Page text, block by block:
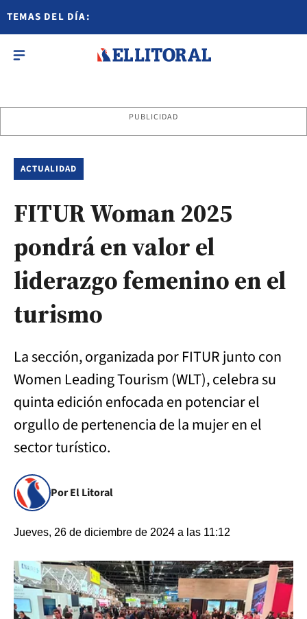
TEMAS DEL DÍA:
PUBLICIDAD
ACTUALIDAD
FITUR Woman 2025
pondrá en valor el
liderazgo femenino en el
turismo
La sección, organizada por FITUR junto con
Women Leading Tourism (WLT), celebra su
quinta edición enfocada en potenciar el
orgullo de pertenencia de la mujer en el
sector turístico.
Por El Litoral
Jueves, 26 de diciembre de 2024 a las 11:12